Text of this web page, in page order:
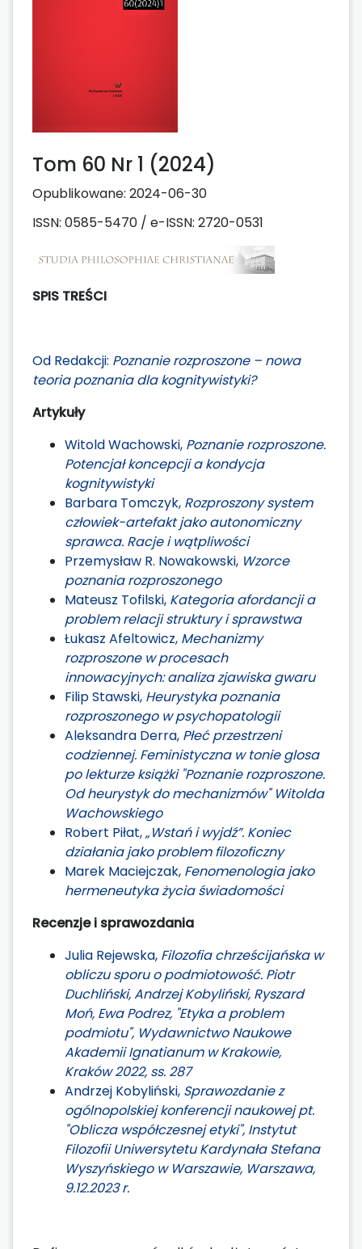
Tom 60 Nr 1 (2024)
Opublikowane: 2024-06-30
ISSN: 0585-5470 / e-ISSN: 2720-0531
SPIS TREŚCI
Od Redakcji: Poznanie rozproszone – nowa
teoria poznania dla kognitywistyki?
Artykuły
Witold Wachowski, Poznanie rozproszone.
Potencjał koncepcji a kondycja
kognitywistyki
Barbara Tomczyk, Rozproszony system
człowiek-artefakt jako autonomiczny
sprawca. Racje i wątpliwości
Przemysław R. Nowakowski, Wzorce
poznania rozproszonego
Mateusz Tofilski, Kategoria afordancji a
problem relacji struktury i sprawstwa
Łukasz Afeltowicz, Mechanizmy
rozproszone w procesach
innowacyjnych: analiza zjawiska gwaru
Filip Stawski, Heurystyka poznania
rozproszonego w psychopatologii
Aleksandra Derra, Płeć przestrzeni
codziennej. Feministyczna w tonie glosa
po lekturze książki "Poznanie rozproszone.
Od heurystyk do mechanizmów" Witolda
Wachowskiego
Robert Piłat,„Wstań i wyjdź”. Koniec
działania jako problem filozoficzny
Marek Maciejczak, Fenomenologia jako
hermeneutyka życia świadomości
Recenzje i sprawozdania
Julia Rejewska, Filozofia chrześcijańska w
obliczu sporu o podmiotowość. Piotr
Duchliński, Andrzej Kobyliński, Ryszard
Moń, Ewa Podrez, "Etyka a problem
podmiotu", Wydawnictwo Naukowe
Akademii Ignatianum w Krakowie,
Kraków 2022, ss. 287
Andrzej Kobyliński, Sprawozdanie z
ogólnopolskiej konferencji naukowej pt.
"Oblicza współczesnej etyki", Instytut
Filozofii Uniwersytetu Kardynała Stefana
Wyszyńskiego w Warszawie, Warszawa,
9.12.2023 r.